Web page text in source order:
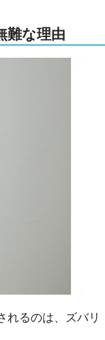
難な理由
れるのは、ズバリ